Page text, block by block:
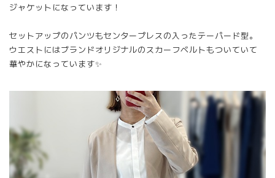
ジャケットになっています！
セットアップのパンツもセンタープレスの入ったテーパード型。
ウエストにはブランドオリジナルのスカーフベルトもついていて
華やかになっています✨